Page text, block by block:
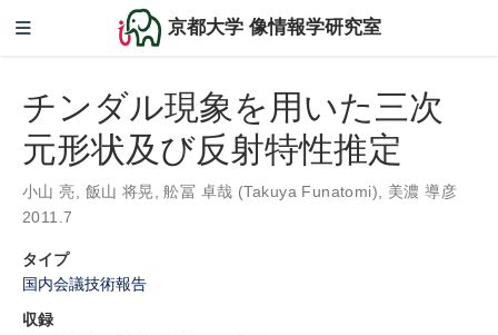
京都大学 像情報学研究室
チンダル現象を用いた三次
元形状及び反射特性推定
小山 亮 飯山 将晃 ,舩冨 卓哉 (Takuya Funatomi)
美濃 導彦
2011.7
タイプ
国内会議技術報告
収録